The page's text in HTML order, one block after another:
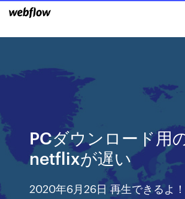
PCダウンロード用
netflixが遅い
2020年6月26日 再生できるよ